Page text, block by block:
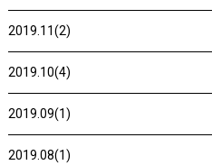
2019.11(2)
2019.10(4)
2019.09(1)
2019.08(1)